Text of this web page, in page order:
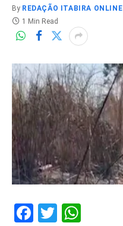
By REDAÇÃO ITABIRA ONLINE
1 Min Read
Facebook
Twitter